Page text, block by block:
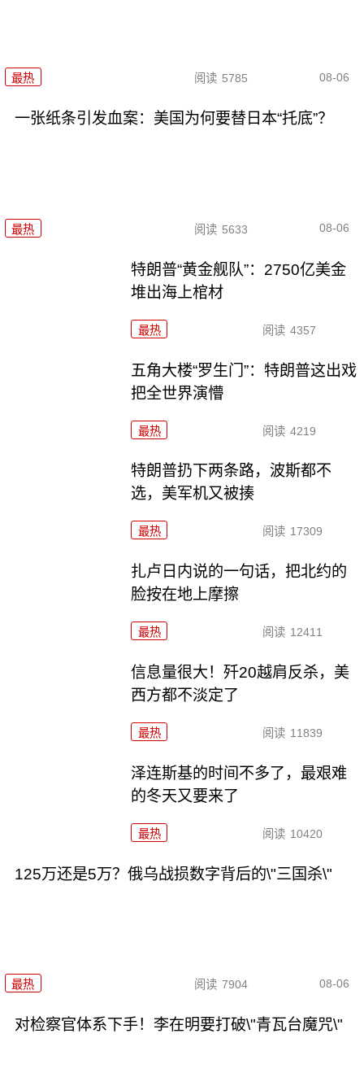
最热 阅读 5785 08-06
一张纸条引发血案：美国为何要替日本“托底”？
最热 阅读 5633 08-06
特朗普“黄金舰队”：2750亿美金
堆出海上棺材
最热 阅读 4357
五角大楼“罗生门”：特朗普这出戏
把全世界演懵
最热 阅读 4219
特朗普扔下两条路，波斯都不
选，美军机又被揍
最热 阅读 17309
扎卢日内说的一句话，把北约的
脸按在地上摩擦
最热 阅读 12411
信息量很大！歼20越肩反杀，美
西方都不淡定了
最热 阅读 11839
泽连斯基的时间不多了，最艰难
的冬天又要来了
最热 阅读 10420
125万还是5万？俄乌战损数字背后的\"三国杀\"
最热 阅读 7904 08-06
对检察官体系下手！李在明要打破\"青瓦台魔咒\"